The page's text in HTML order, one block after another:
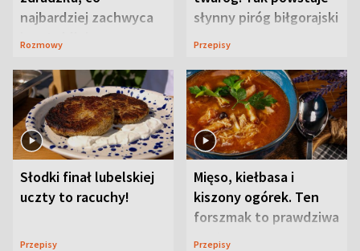
najbardziej zachwyca
ją w Lublinie
Rozmowy
słynny piróg biłgorajski
Przepisy
Słodki finał lubelskiej
uczty to racuchy!
Przepisy
Mięso, kiełbasa i
kiszony ogórek. Ten
forszmak to prawdziwa
uczta
Przepisy